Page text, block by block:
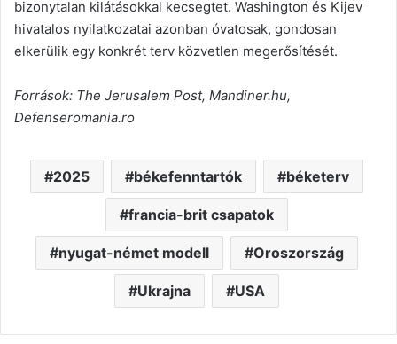
bizonytalan kilátásokkal kecsegtet. Washington és Kijev
hivatalos nyilatkozatai azonban óvatosak, gondosan
elkerülik egy konkrét terv közvetlen megerősítését.
Források: The Jerusalem Post, Mandiner.hu,
Defenseromania.ro
2025 békefenntartók béketerv
francia-brit csapatok
nyugat-német modell Oroszország
Ukrajna USA